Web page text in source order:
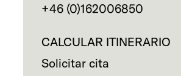
+46 (0)162006850
CALCULAR ITINERARIO
Solicitar cita